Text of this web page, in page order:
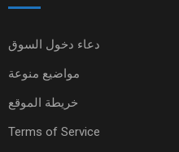
دعاء دخول السوق
مواضيع منوعة
خريطة الموقع
Terms of Service